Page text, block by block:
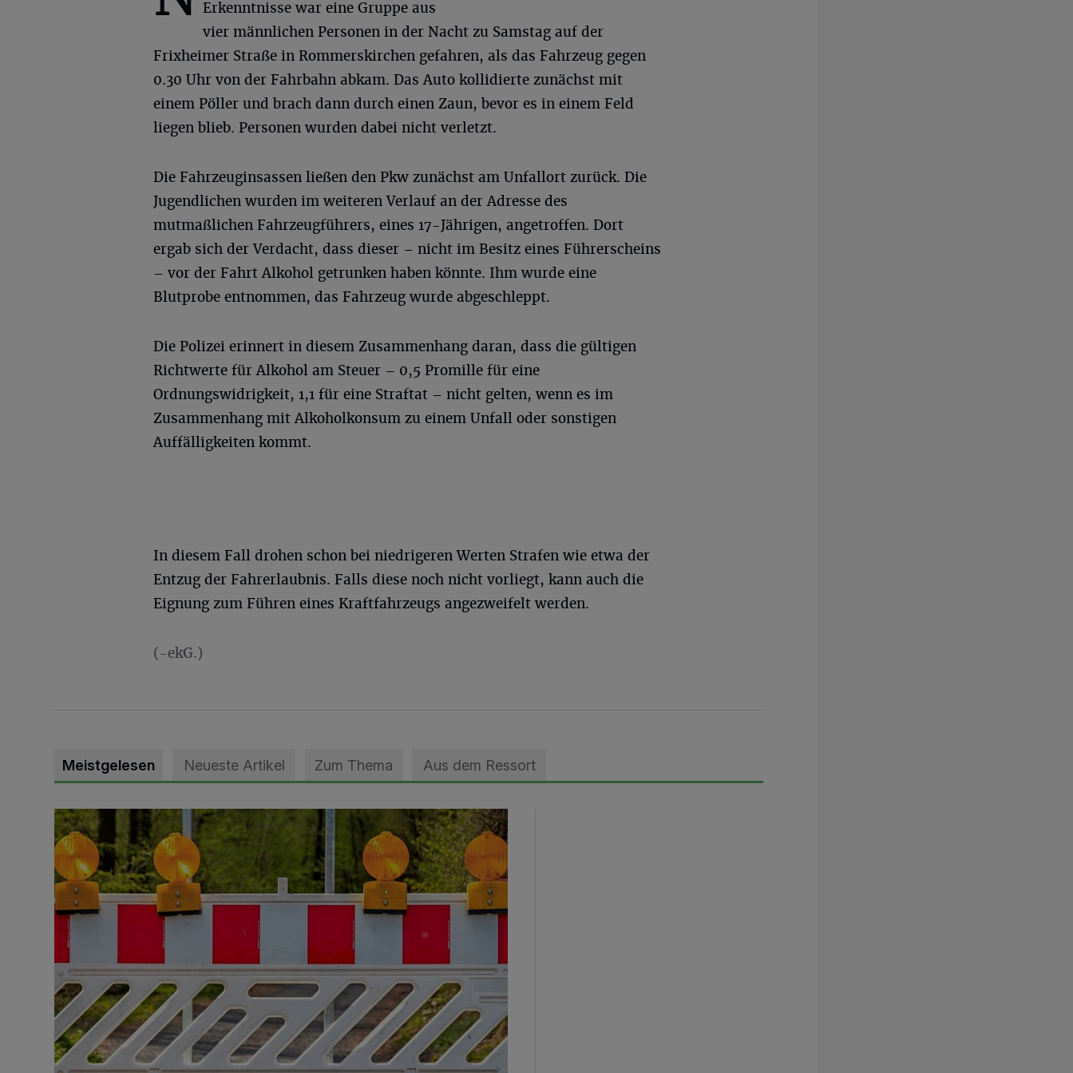
Erkenntnisse war eine Gruppe aus
vier männlichen Personen in der Nacht zu Samstag auf der
Frixheimer Straße in Rommerskirchen gefahren, als das Fahrzeug gegen
0.30 Uhr von der Fahrbahn abkam. Das Auto kollidierte zunächst mit
einem Pöller und brach dann durch einen Zaun, bevor es in einem Feld
liegen blieb. Personen wurden dabei nicht verletzt.
Die Fahrzeuginsassen ließen den Pkw zunächst am Unfallort zurück. Die
Jugendlichen wurden im weiteren Verlauf an der Adresse des
mutmaßlichen Fahrzeugführers, eines 17-Jährigen, angetroffen. Dort
ergab sich der Verdacht, dass dieser – nicht im Besitz eines Führerscheins
– vor der Fahrt Alkohol getrunken haben könnte. Ihm wurde eine
Blutprobe entnommen, das Fahrzeug wurde abgeschleppt.
Die Polizei erinnert in diesem Zusammenhang daran, dass die gültigen
Richtwerte für Alkohol am Steuer – 0,5 Promille für eine
Ordnungswidrigkeit, 1,1 für eine Straftat – nicht gelten, wenn es im
Zusammenhang mit Alkoholkonsum zu einem Unfall oder sonstigen
Auffälligkeiten kommt.
In diesem Fall drohen schon bei niedrigeren Werten Strafen wie etwa der
Entzug der Fahrerlaubnis. Falls diese noch nicht vorliegt, kann auch die
Eignung zum Führen eines Kraftfahrzeugs angezweifelt werden.
(-ekG.)
Meistgelesen Neueste Artikel Zum Thema Aus dem Ressort
Vollsperrung der Talstraße in Grevenbroich-Kapellen